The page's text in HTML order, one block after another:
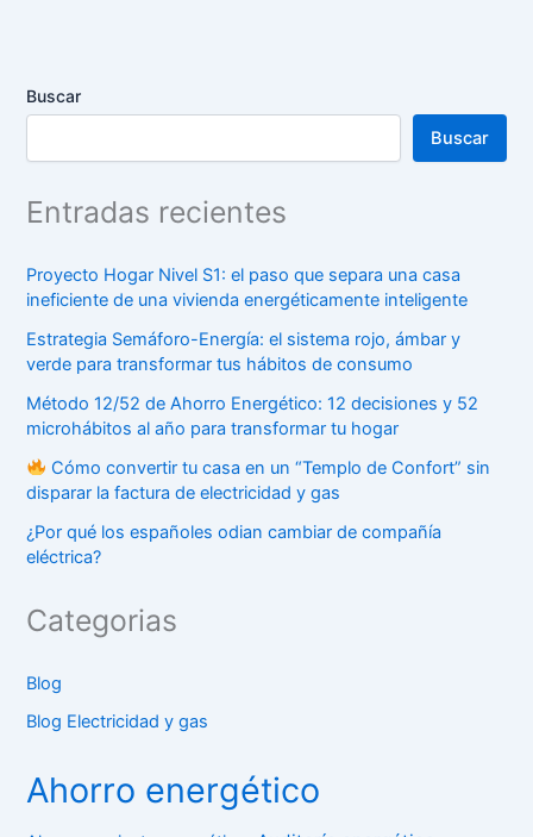
Buscar
Buscar
Entradas recientes
Proyecto Hogar Nivel S1: el paso que separa una casa
ineficiente de una vivienda energéticamente inteligente
Estrategia Semáforo-Energía: el sistema rojo, ámbar y
verde para transformar tus hábitos de consumo
Método 12/52 de Ahorro Energético: 12 decisiones y 52
microhábitos al año para transformar tu hogar
Cómo convertir tu casa en un “Templo de Confort” sin
disparar la factura de electricidad y gas
¿Por qué los españoles odian cambiar de compañía
eléctrica?
Categorias
Blog
Blog Electricidad y gas
Ahorro energético